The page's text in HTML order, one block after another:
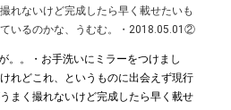
れないけど完成したら早く載せたいも
いるのかな、うむむ。・2018.05.01②